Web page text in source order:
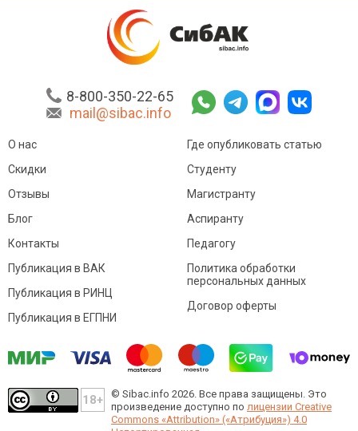
8-800-350-22-65
mail@sibac.info
О нас
Скидки
Отзывы
Блог
Контакты
Где опубликовать статью
Студенту
Магистранту
Аспиранту
Педагогу
Публикация в ВАК
Публикация в РИНЦ
Публикация в ЕГПНИ
Политика обработки
персональных данных
Договор оферты
© Sibac.info 2026. Все права защищены. Это
произведение доступно по лицензии Creative
Commons «Attribution» («Атрибуция») 4.0